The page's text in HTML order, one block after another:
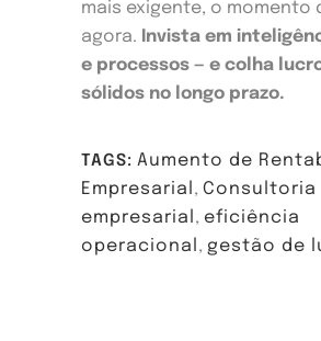
mais exigente, o momento
agora. Invista em
e processos — e colha
sólidos no longo prazo.
TAGS: Aumento de
Empresarial , Consultoria
empresarial , eficiência
operacional , gestão de